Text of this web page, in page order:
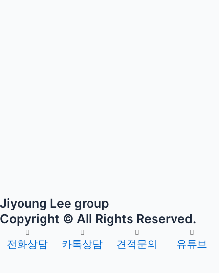
Jiyoung Lee group
Copyright © All Rights Reserved.
전화상담 카톡상담 견적문의 유튜브